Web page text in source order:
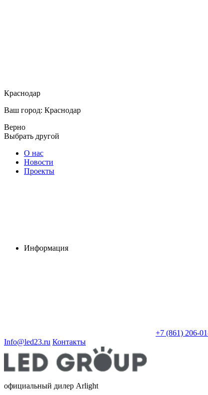
Краснодар
Ваш город: Краснодар
Верно
Выбрать другой
О нас
Новости
Проекты
Информация
+7 (861) 206-
Info@led23.ru Контакты
официальный дилер Arlight